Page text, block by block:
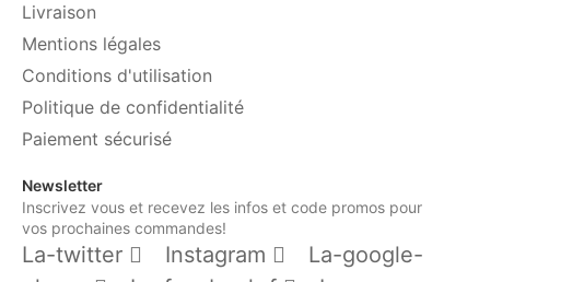
Livraison
Mentions légales
Conditions d'utilisation
Politique de confidentialité
Paiement sécurisé
Newsletter
Inscrivez vous et recevez les infos et code promos pour
vos prochaines commandes!
La-twitter Instagram
La-google-